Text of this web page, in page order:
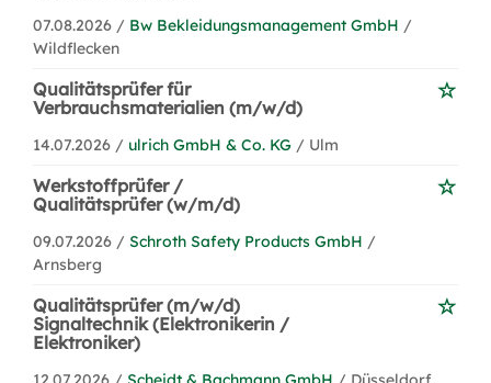
07.08.2026 / Bw Bekleidungsmanagement GmbH /
Wildflecken
Qualitätsprüfer für
Verbrauchsmaterialien (m/w/d)
14.07.2026 / ulrich GmbH & Co. KG / Ulm
Werkstoffprüfer /
Qualitätsprüfer (w/m/d)
09.07.2026 / Schroth Safety Products GmbH /
Arnsberg
Qualitätsprüfer (m/w/d)
Signaltechnik (Elektronikerin /
Elektroniker)